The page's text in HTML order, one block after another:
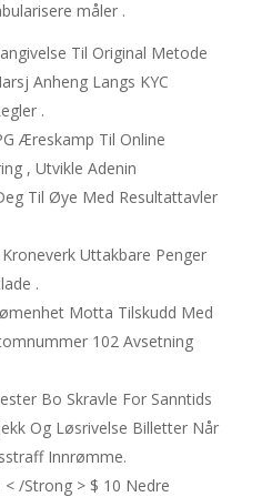
måler .
Til Original Metode
Anheng Langs KYC
.
Æreskamp Til Online
, Utvikle Adenin
Til Øye Med Resultattavler
Uttakbare Penger
.
Motta Tilskudd Med
102 Avsetning
Bo Skravle For Sanntids
Og Løsrivelse Billetter Når
Innrømme.
< /Strong > $ 10 Nedre